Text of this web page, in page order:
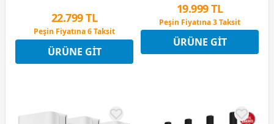
22.799 TL
Peşin Fiyatına 6 Taksit
12 Ay x 2.682 TL taksitle
Peşin Fiyatına 6 Taksit
ÜRÜNE GIT
19.999 TL
Peşin Fiyatına 3 Taksit
12 Ay x 2.353 TL taksitle
Peşin Fiyatına 3 Taksit
ÜRÜNE GIT